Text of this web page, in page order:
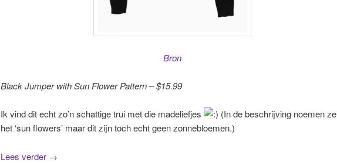
Bron
Black Jumper with Sun Flower Pattern – $15.99
Ik vind dit echt zo’n schattige trui met die madeliefjes
(In de beschrijving noemen ze
het ‘sun flowers’ maar dit zijn toch echt geen zonnebloemen.)
Lees verder →